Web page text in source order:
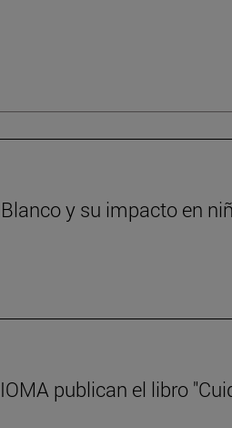
y su impacto en
publican el libro